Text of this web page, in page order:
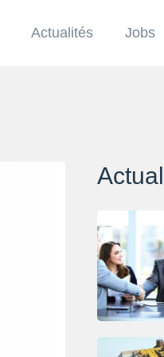
Actualités Jobs